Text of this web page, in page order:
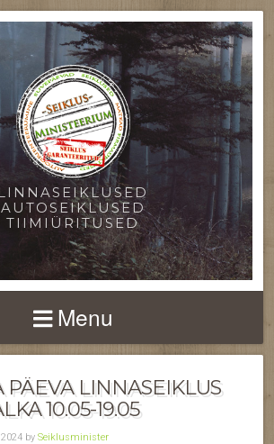
AUTOSEIKLUSED
TIIMIÜRITUSED
Menu
PÄEVA LINNASEIKLUS
10.05-19.05
by Seiklusminister